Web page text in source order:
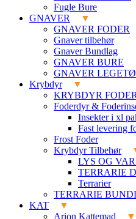
Fugle Bure
GNAVER
GNAVER FODER
Gnaver tilbehør
Gnaver Bundlag
GNAVER BURE
GNAVER
Krybdyr
KRYBDYR FODER
Foderdyr &
Insekter i xl
Fast levering
Frost Foder
Krybdyr Tilbehør
LYS OG
TERRARIE
Terrarier
TERRARIE
KAT
Arion Kattemad